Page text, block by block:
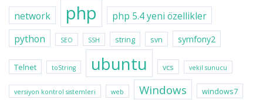
network php
php 5.4 yeni özellikler
python
SEO SSH string svn symfony2
Telnet toString ubuntu vcs vekil sunucu
versiyon kontrol sistemleri web Windows
windows7